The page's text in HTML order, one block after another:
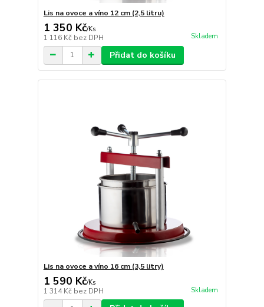
Lis na ovoce a víno 12 cm (2,5 litru)
1 350 Kč/Ks
1 116 Kč bez DPH Skladem
Přidat do košíku
Lis na ovoce a víno 16 cm (3,5 litry)
1 590 Kč/Ks
1 314 Kč bez DPH Skladem